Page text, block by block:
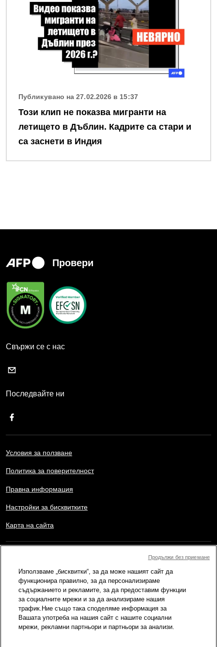
Публикувано на 27.02.2026 в 15:37
Този клип не показва мигранти на
летището в Дъблин. Кадрите са стари и
са заснети в Индия
Провери
Свържи се с нас
Последвайте ни
Условия за ползване
Политика за поверителност
Правна информация
Настройки за бисквитките
Карта на сайта
Copyright © AFP 2017-2026. Всички права запазени.
този уебсайт, както и да използват наличните функции за
споделяне за лични, частни и нетърговски цели. Всяка друга
употреба, в частност възпроизвеждане, публично предаване
или разпостранение на съдържанието на този уебсайт, изцяло
или частично, с каквато и да е друга цел и/или по какъвто и да
е начин, без конкретно лицензионно споразумение подписано
с AFP, е строго забранено. Външното съдържание, което е
показано или включено чрез линкове в съдържанието на
Използваме „бисквитки“, за да може нашият сайт да
функционира правилно, за да персонализираме
съдържанието и рекламите, за да предоставим функции
за социалните мрежи и за да анализираме нашия
трафик.Ние също така споделяме информация за
Вашата употреба на нашия сайт с нашите социални
мрежи, рекламни партньори и партньори за анализи.
Продължи без приемане